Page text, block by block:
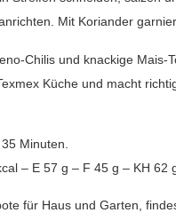
Mit Koriander
Chilis und knackige Mais-
Küche und macht
Minuten.
– E 57 g – F 45 g – KH 62
für Haus und Garten,